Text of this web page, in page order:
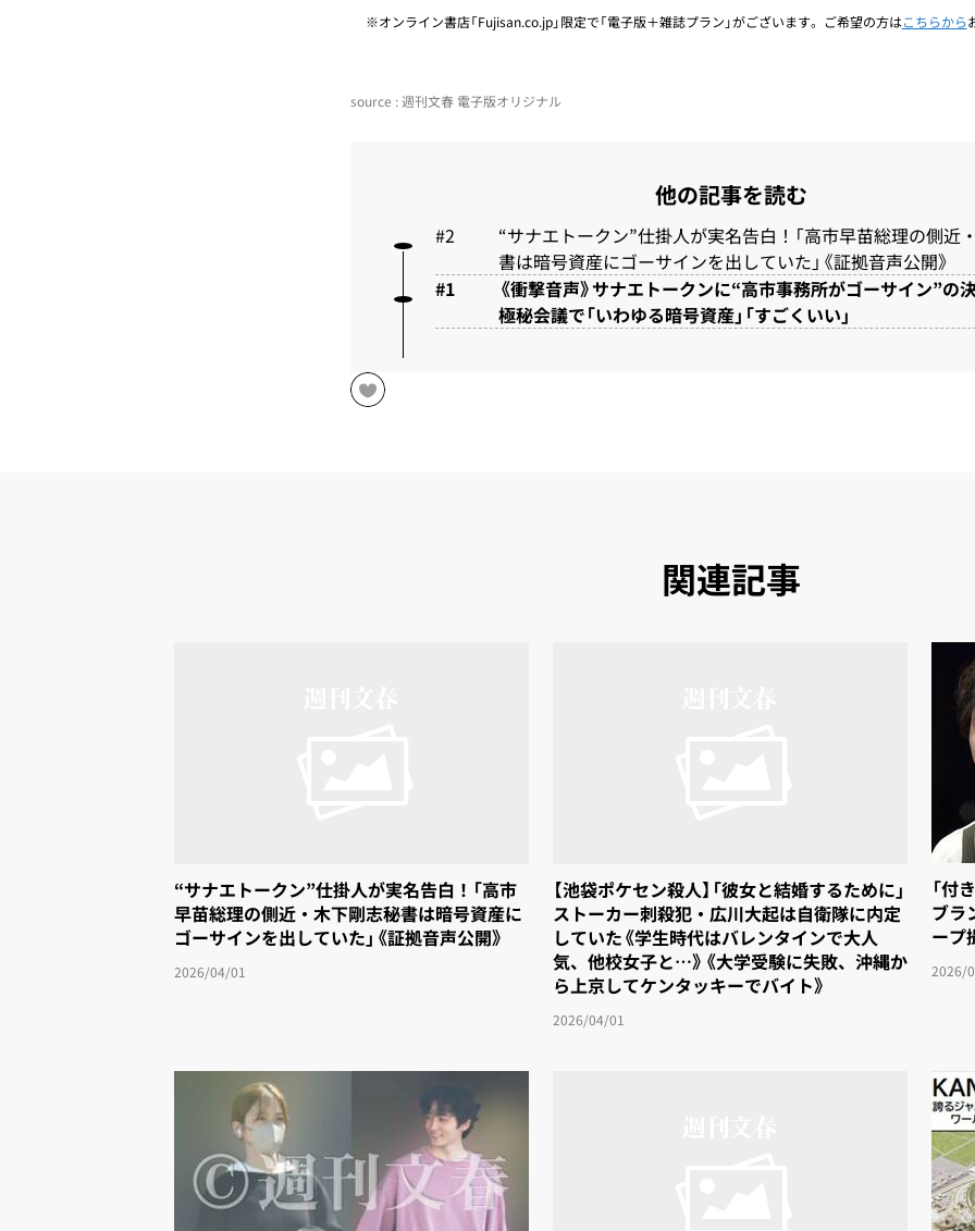
※オンライン書店「Fujisan.co.jp」限定で「電子版＋雑誌プラン」がございます。ご希望の方はこちらから
source : 週刊文春 電子版オリジナル
他の記事を読む
“サナエトークン”仕掛人が実名告白！「高市早苗総理の側近
書は暗号資産にゴーサインを出していた」《証拠音声公開》
《衝撃音声》サナエトークンに“高市事務所がゴーサイン”
極秘会議で「いわゆる暗号資産」「すごくいい」
関連記事
“サナエトークン”仕掛人が実名告白！「高市
早苗総理の側近・木下剛志秘書は暗号資産に
ゴーサインを出していた」《証拠音声公開》
2026/04/01
【池袋ポケセン殺人】「彼女と結婚するために」
ストーカー刺殺犯・広川大起は自衛隊に内定
していた《学生時代はバレンタインで大人
気、他校女子と…》《大学受験に失敗、沖縄か
ら上京してケンタッキーでバイト》
2026/04/01
「付
ブラ
ープ
2026/